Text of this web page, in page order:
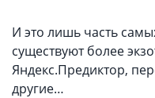
И это лишь часть
существуют более
Яндекс.Предиктор,
другие…